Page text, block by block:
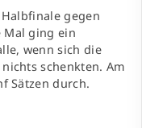
gegen
Mal ging ein
wenn sich die
schenkten. Am
Sätzen durch.